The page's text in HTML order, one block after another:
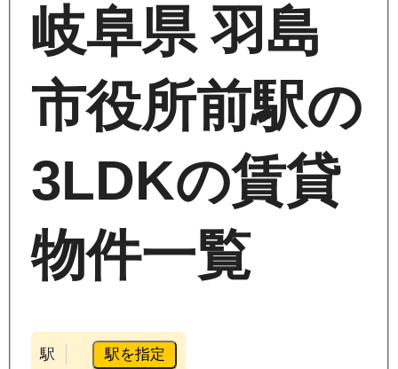
岐阜県 羽島
市役所前駅の
3LDKの賃貸
物件一覧
駅 駅を指定